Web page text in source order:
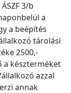
3/b
a
a beépítés
tárolási
2500,-
a készterméket
azzal
annak